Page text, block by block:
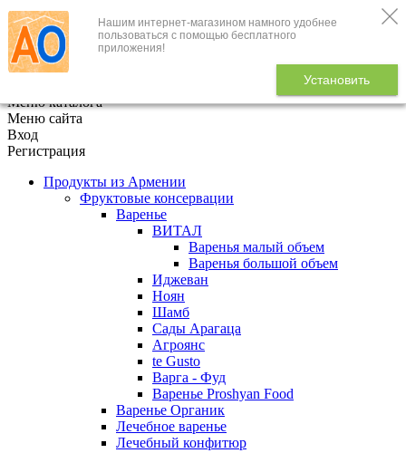
Нашим интернет-магазином намного удобнее
пользоваться с помощью бесплатного
приложения!
Установить
+7 (495) 646-888-1
В корзине
Меню каталога
Меню сайта
Вход
Регистрация
Продукты из Армении
Фруктовые консервации
Варенье
ВИТАЛ
Варенья малый объем
Варенья большой объем
Иджеван
Ноян
Шамб
Сады Арагаца
Агроянс
te Gusto
Варга - Фуд
Варенье Proshyan Food
Варенье Органик
Лечебное варенье
Лечебный конфитюр